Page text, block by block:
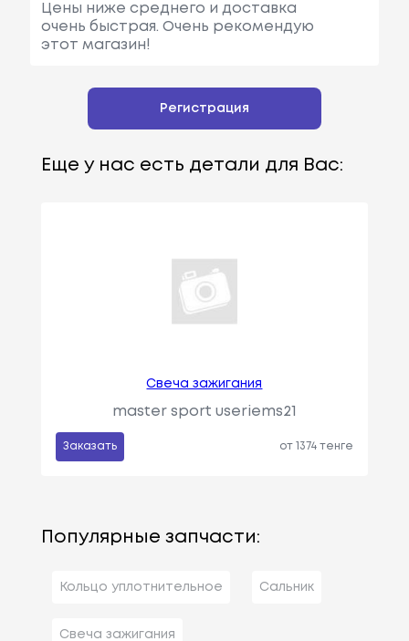
Цены ниже среднего и доставка
очень быстрая. Очень рекомендую
этот магазин!
Регистрация
Еще у нас есть детали для Вас:
Свеча зажигания
master sport useriems21
Заказать от 1374 тенге
Популярные запчасти:
Кольцо уплотнительное Сальник
Свеча зажигания